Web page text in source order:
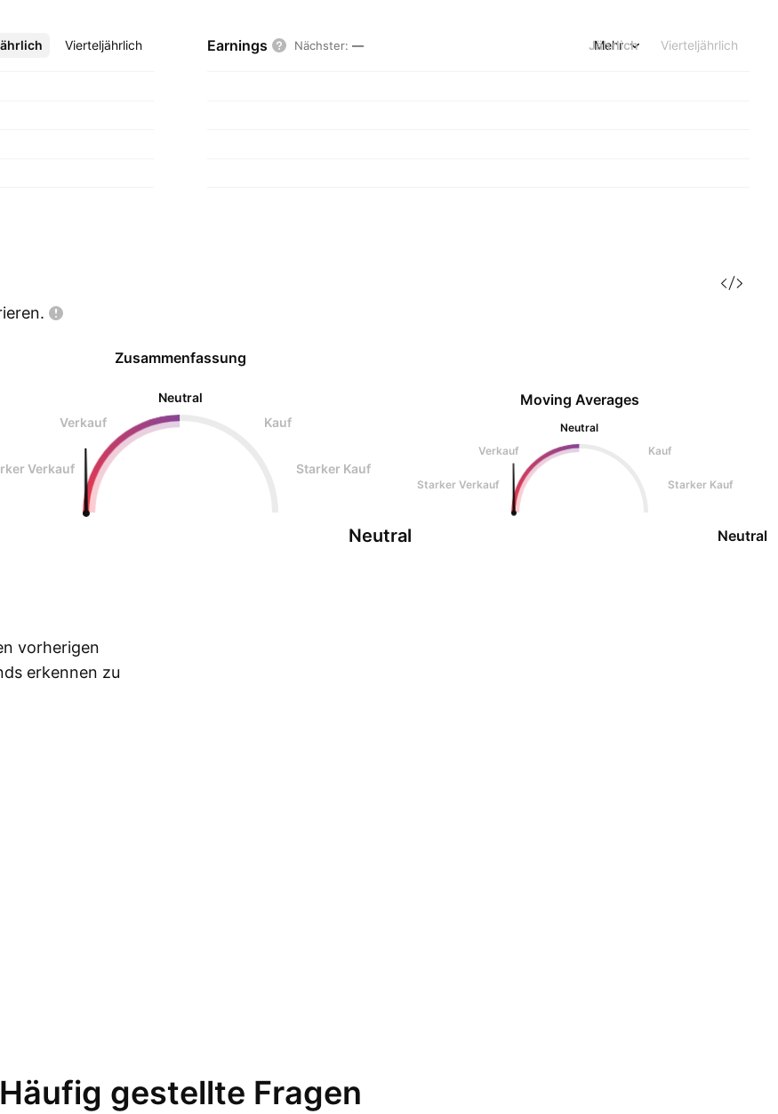
Vierteljährlich Earnings Nächster: — Jährlich Vierteljährlich
Mehr
Zusammenfassung
Neutral
Verkauf
Kauf
Verkauf Starker Kauf
Neutral
Moving Averages
Neutral
Verkauf
Kauf
Starker Verkauf Starker Kauf
Neutral
vorherigen
erkennen zu
Häufig gestellte Fragen